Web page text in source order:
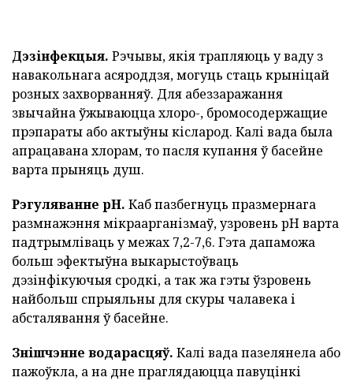
Дэзінфекцыя. Рэчывы, якія трапляюць у ваду з
навакольнага асяроддзя, могуць стаць крыніцай
розных захворванняў. Для абеззаражання
звычайна ўжываюцца хлоро-, бромосодержащие
прэпараты або актыўны кісларод. Калі вада была
апрацавана хлорам, то пасля купання ў басейне
варта прыняць душ.
Рэгуляванне pH. Каб пазбегнуць празмернага
размнажэння мікраарганізмаў, узровень pH варта
падтрымліваць у межах 7,2-7,6. Гэта дапаможа
больш эфектыўна выкарыстоўваць
дэзінфікуючыя сродкі, а так жа гэты ўзровень
найбольш спрыяльны для скуры чалавека і
абсталявання ў басейне.
Знішчэнне водарасцяў. Калі вада пазелянела або
пажоўкла, а на дне праглядаюцца павуцінкі